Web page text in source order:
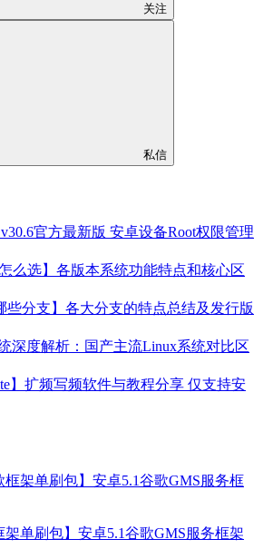
关注
私信
v30.6官方最新版 安卓设备Root权限管理
怎么选】各版本系统功能特点和核心区
些分支】各大分支的特点总结及发行版
深度解析：国产主流Linux系统对比区
】扩频写频软件与教程分享 仅支持安
架单刷包】安卓5.1谷歌GMS服务框架